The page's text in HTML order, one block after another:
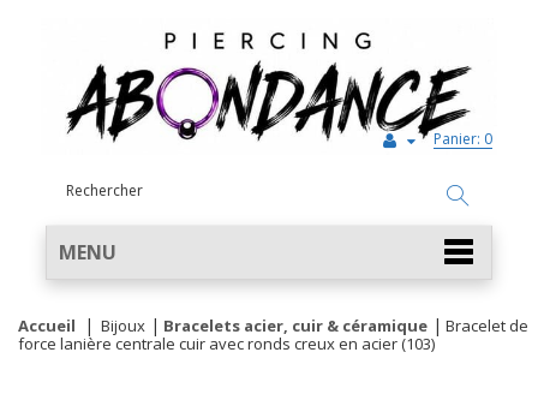
Panier: 0
MENU
Accueil Bijoux Bracelets acier, cuir & céramique
Bracelet de
force lanière centrale cuir avec ronds creux en acier (103)